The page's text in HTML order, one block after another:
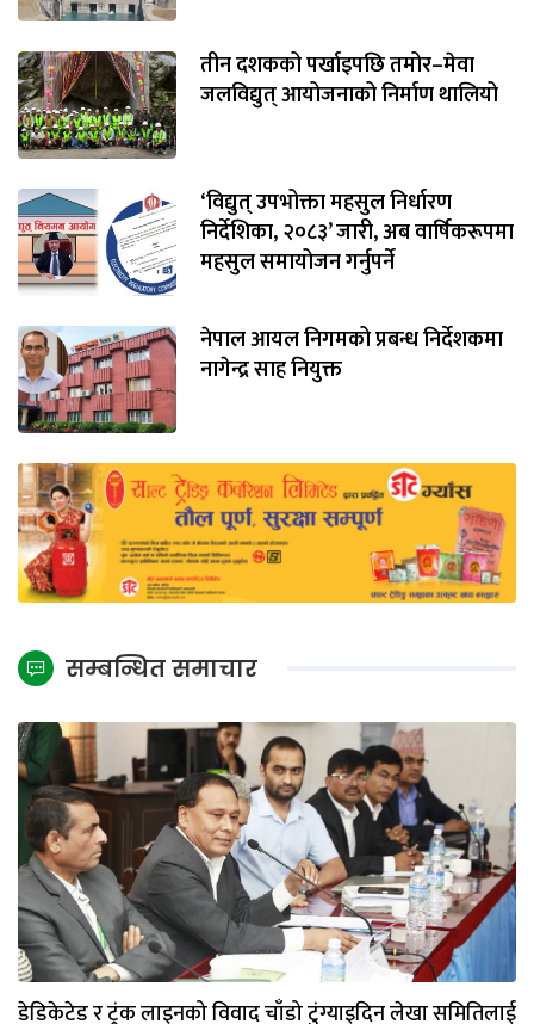
तीन दशकको पर्खाइपछि तमोर–मेवा
जलविद्युत् आयोजनाको निर्माण थालियो
‘विद्युत् उपभोक्ता महसुल निर्धारण
निर्देशिका, २०८३’ जारी, अब वार्षिकरूपमा
महसुल समायोजन गर्नुपर्ने
नेपाल आयल निगमको प्रबन्ध निर्देशकमा
नागेन्द्र साह नियुक्त
सम्बन्धित समाचार
डेडिकेटेड र ट्रंक लाइनको विवाद चाँडो टुंग्याइदिन लेखा समितिलाई